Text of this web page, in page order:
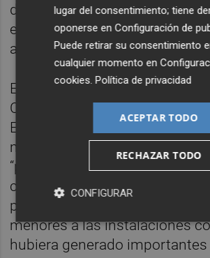
deben permanecer cerrados
espacios y elementos
actualmente no pueden
El presidente del Consejo
Colegios de Administradores
España –CGCAFE-,
muy acertada esta decisión
“porque pensamos que haber
criterio subjetivo de las
propietarios como podrían
menores a las instalaciones
hubiera generado importantes
lugar del consentimiento; tiene
oponerse enConfiguración de
Puede retirar su consentimiento
cualquier momento en
cookies .Política de privacidad
ACEPTAR TODO
RECHAZAR TODO
CONFIGURAR